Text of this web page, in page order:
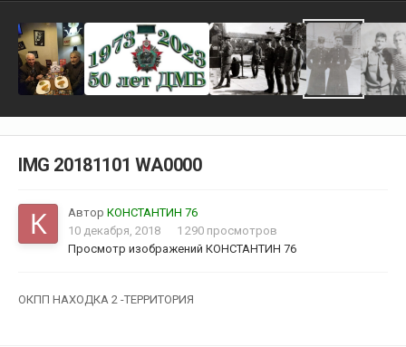
IMG 20181101 WA0000
Автор КОНСТАНТИН 76
10 декабря, 2018
1 290 просмотров
Просмотр изображений КОНСТАНТИН 76
ОКПП НАХОДКА 2 -ТЕРРИТОРИЯ